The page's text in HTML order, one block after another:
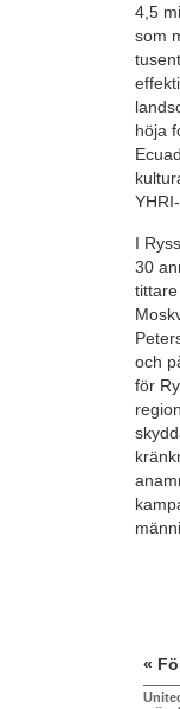
4,5
som
höja
I
30
och
för
«